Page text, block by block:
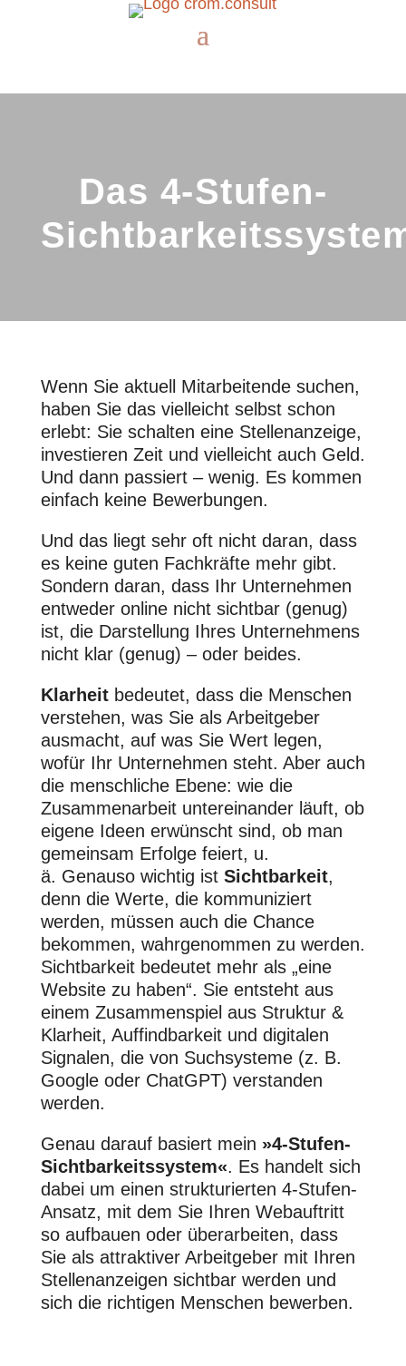
Das 4-Stufen-
Wenn Sie aktuell Mitarbeitende suchen,
haben Sie das vielleicht selbst schon
erlebt: Sie schalten eine Stellenanzeige,
investieren Zeit und vielleicht auch Geld.
Und dann passiert – wenig. Es kommen
einfach keine Bewerbungen.
Und das liegt sehr oft nicht daran, dass
es keine guten Fachkräfte mehr gibt.
Sondern daran, dass Ihr Unternehmen
entweder online nicht sichtbar (genug)
ist, die Darstellung Ihres Unternehmens
nicht klar (genug) – oder beides.
Klarheitbedeutet, dass die Menschen
verstehen, was Sie als Arbeitgeber
ausmacht, auf was Sie Wert legen,
wofür Ihr Unternehmen steht. Aber auch
die menschliche Ebene: wie die
Zusammenarbeit untereinander läuft, ob
eigene Ideen erwünscht sind, ob man
gemeinsam Erfolge feiert, u.
ä. Genauso wichtig ist Sichtbarkeit,
denn die Werte, die kommuniziert
werden, müssen auch die Chance
bekommen, wahrgenommen zu werden.
Sichtbarkeit bedeutet mehr als „eine
Website zu haben“. Sie entsteht aus
einem Zusammenspiel aus Struktur &
Klarheit, Auffindbarkeit und digitalen
Signalen, die von Suchsysteme (z. B.
Google oder ChatGPT) verstanden
werden.
Genau darauf basiert mein »4-Stufen-
Sichtbarkeitssystem«. Es handelt sich
dabei um einen strukturierten 4-Stufen-
Ansatz, mit dem Sie Ihren Webauftritt
so aufbauen oder überarbeiten, dass
Sie als attraktiver Arbeitgeber mit Ihren
Stellenanzeigen sichtbar werden und
sich die richtigen Menschen bewerben.